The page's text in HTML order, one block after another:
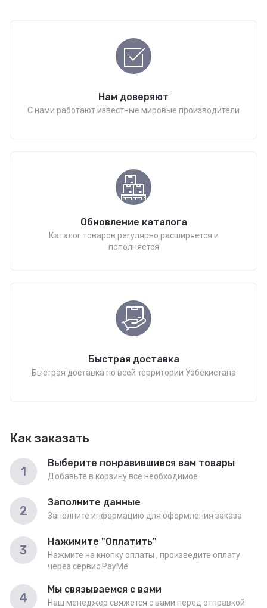
Нам доверяют
С нами работают известные мировые производители
Обновление каталога
Каталог товаров регулярно расширяется и
пополняется
Быстрая доставка
Быстрая доставка по всей территории Узбекистана
Как заказать
1
Выберите понравившиеся вам товары
Добавьте в корзину все необходимое
2
Заполните данные
Заполните информацию для оформления заказа
3
Нажимите "Оплатить"
Нажмите на кнопку оплаты , произведите оплату
через сервис PayMe
4
Мы связываемся с вами
Наш менеджер свяжется с вами перед отправкой